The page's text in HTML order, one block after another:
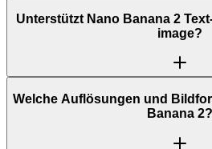
Unterstützt Nano Banana 2
image?
Welche Auflösungen und
Banana 2?